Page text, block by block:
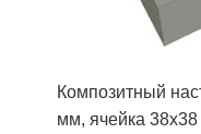
Композитный
мм, ячейка